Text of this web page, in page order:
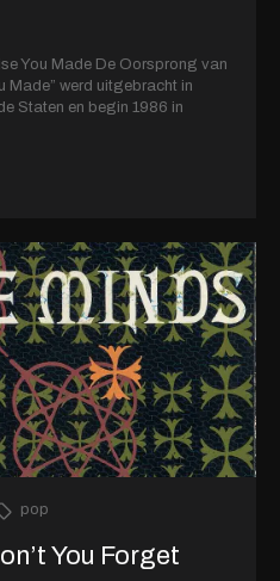
You Made De Oorsprong van
Made” werd uitgebracht in
Staten en begin 1986 in
pop
You Forget